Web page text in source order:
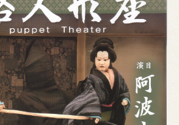
校公演
け特別公演「くにうみ」